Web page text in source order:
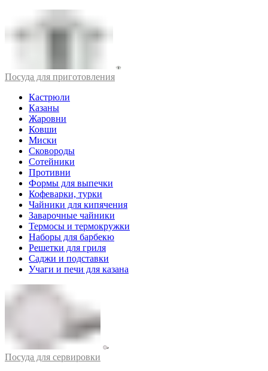
Посуда для приготовления
Кастрюли
Казаны
Жаровни
Ковши
Миски
Сковороды
Сотейники
Противни
Формы для выпечки
Кофеварки, турки
Чайники для кипячения
Заварочные чайники
Термосы и термокружки
Наборы для барбекю
Решетки для гриля
Саджи и подставки
Учаги и печи для казана
Посуда для сервировки